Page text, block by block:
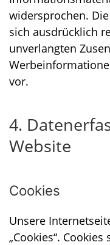
widersprochen.
sich ausdrücklich
unverlangten
vor.
4.
Website
Cookies
Unsere
„Cookies“.